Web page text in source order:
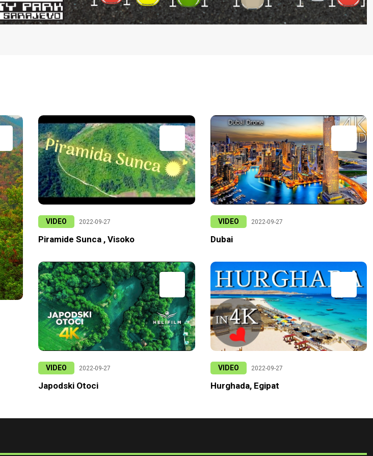
VIDEO 2022-09-27
Piramide Sunca , Visoko
VIDEO 2022-09-27
Japodski Otoci
VIDEO 2022-09-27
Dubai
VIDEO 2022-09-27
Hurghada, Egipat